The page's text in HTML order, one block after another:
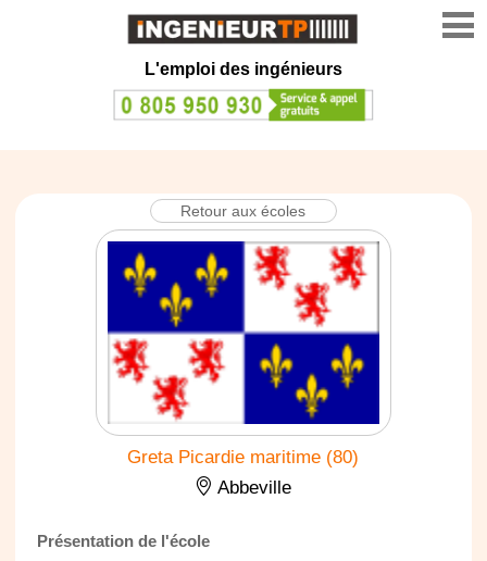
L'emploi des ingénieurs
Retour aux écoles
Greta Picardie maritime (80)
Abbeville
Présentation de l'école